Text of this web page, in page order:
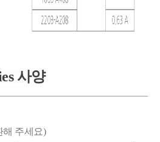
사양
해 주세요)